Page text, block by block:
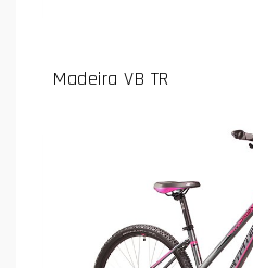
Madeira VB TR